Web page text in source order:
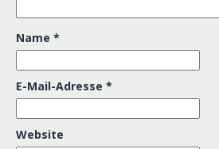
Name *
E-Mail-Adresse *
Website